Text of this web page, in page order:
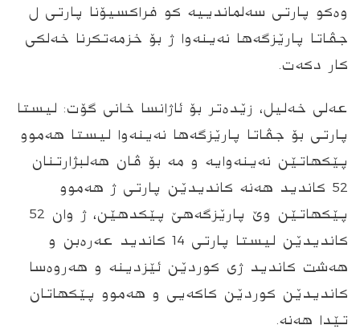
وه‌كو پارتی سەلماندییه‌ كو فراكسیۆنا پارتی ل
جڤاتا پارێزگه‌ها نەینەوا ژ بۆ خزمه‌تكرنا خه‌لكی
كار دكه‌ت.
عەلی خەلیل، زێده‌تر بۆ ئاژانسا خانی گۆت: لیستا
پارتی بۆ جڤاتا پارێزگه‌ها نەینەوا لیستا ھەموو
پێکھاتێن نەینەوایە و مه بۆ ڤان هه‌لبژارتنان‌
52 کاندید ھەنە کاندیدێن پارتی ژ ھەموو
پێکھاتێن وێ پارێزگه‌هێ پێكدهێن، ژ وان 52
کاندیدێن لیستا پارتی 14 کاندید عەرەبن و
ھەشت کاندید ژی کوردێن ئێزدینه‌ و هه‌روه‌سا
کاندیدێن کوردێن کاکەیی و ھەموو پێکھاتان
تێدا هه‌نه‌.